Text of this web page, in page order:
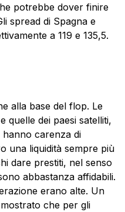
potrebbe dover finire
spread di Spagna e
a 119 e 135,5.
alla base del flop. Le
quelle dei paesi satelliti,
carenza di
una liquidità sempre più
dare prestiti, nel senso
abbastanza affidabili.
erano alte. Un
che per gli